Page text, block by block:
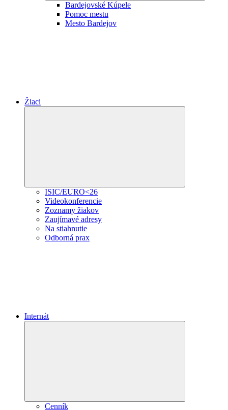
Bardejovské Kúpele
Pomoc mestu
Mesto Bardejov
Žiaci
ISIC/EURO<26
Videokonferencie
Zoznamy žiakov
Zaujímavé adresy
Na stiahnutie
Odborná prax
Internát
Cenník